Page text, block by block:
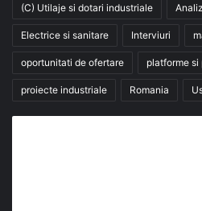
(C) Utilaje si dotari industriale
Electrice si sanitare Interviuri
oportunitati de ofertare platforme si
proiecte industriale Romania